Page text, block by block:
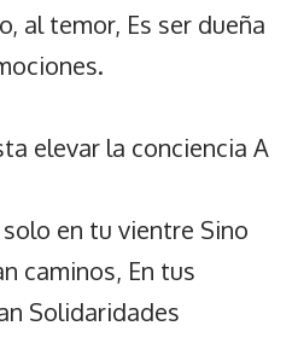
al temor, Es ser dueña
elevar la conciencia A
en tu vientre Sino
caminos, En tus
Solidaridades